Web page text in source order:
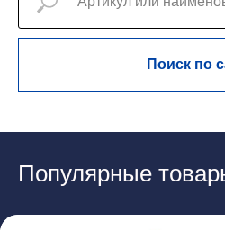
Поиск по
Популярные